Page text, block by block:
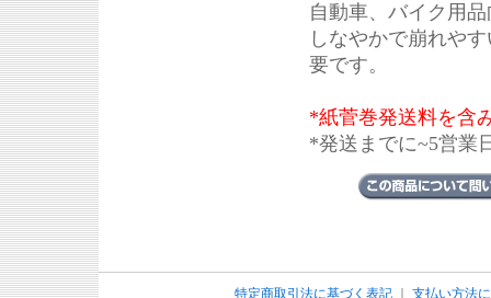
自動車、バイク用
しなやかで崩れや
要です。
*紙菅巻発送料を含
*発送までに~5営業
特定商取引法に基づく表記
支払い方法